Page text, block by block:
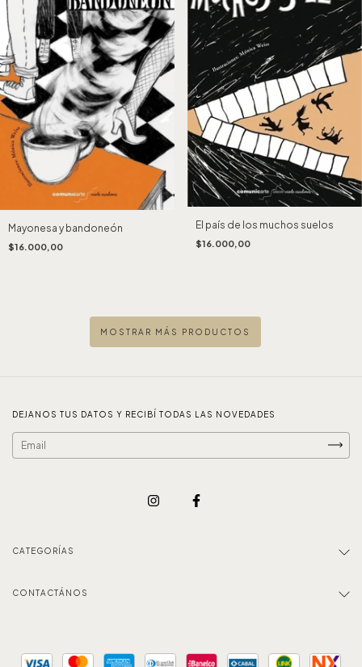
Mayonesa y bandoneón
$16.000,00
El país de los muchos suelos
$16.000,00
MOSTRAR MÁS PRODUCTOS
DEJANOS TUS DATOS Y RECIBÍ TODAS LAS NOVEDADES
CATEGORÍAS
CONTACTÁNOS